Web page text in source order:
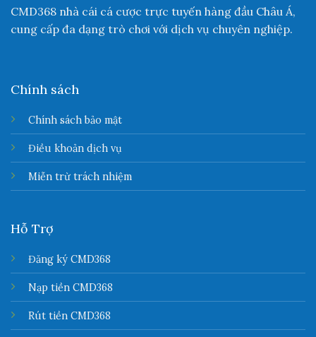
CMD368 nhà cái cá cược trực tuyến hàng đầu Châu Á,
cung cấp đa dạng trò chơi với dịch vụ chuyên nghiệp.
Chính sách
Chính sách bảo mật
Điều khoản dịch vụ
Miễn trừ trách nhiệm
Hỗ Trợ
Đăng ký CMD368
Nạp tiền CMD368
Rút tiền CMD368